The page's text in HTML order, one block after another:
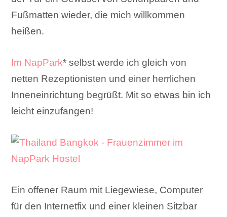
Fußmatten wieder, die mich willkommen
heißen.
Im NapPark* selbst werde ich gleich von
netten Rezeptionisten und einer herrlichen
Inneneinrichtung begrüßt. Mit so etwas bin ich
leicht einzufangen!
Ein offener Raum mit Liegewiese, Computer
für den Internetfix und einer kleinen Sitzbar